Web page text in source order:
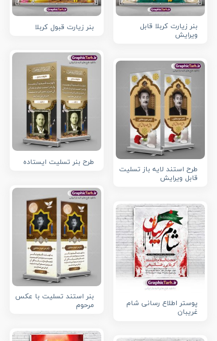
بنر زیارت کربلا قابل
ویرایش
بنر زیارت قبول کربلا
طرح بنر تسلیت ایستاده
طرح استند لایه باز تسلیت
قابل ویرایش
بنر استند تسلیت با عکس
مرحوم
پوستر اطلاع رسانی شام
غریبان